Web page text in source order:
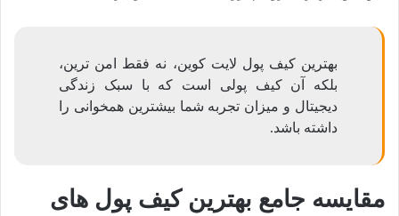
بهترین کیف پول لایت کوین، نه فقط امن ترین،
بلکه آن کیف پولی است که با سبک زندگی
دیجیتال و میزان تجربه شما بیشترین همخوانی را
داشته باشد.
مقایسه جامع بهترین کیف پول های